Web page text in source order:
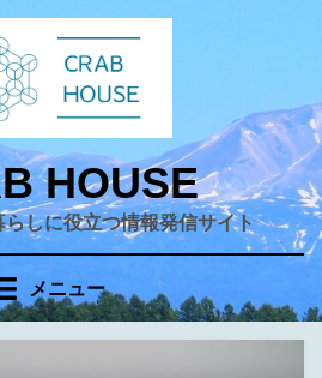
HOUSE
しに役立つ情報発信サイト
メニュー